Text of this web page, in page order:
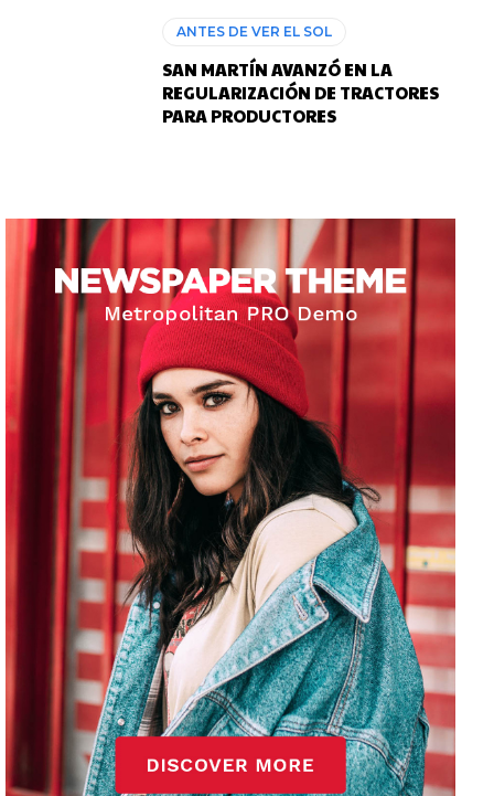
ANTES DE VER EL SOL
SAN MARTÍN AVANZÓ EN LA
REGULARIZACIÓN DE TRACTORES
PARA PRODUCTORES